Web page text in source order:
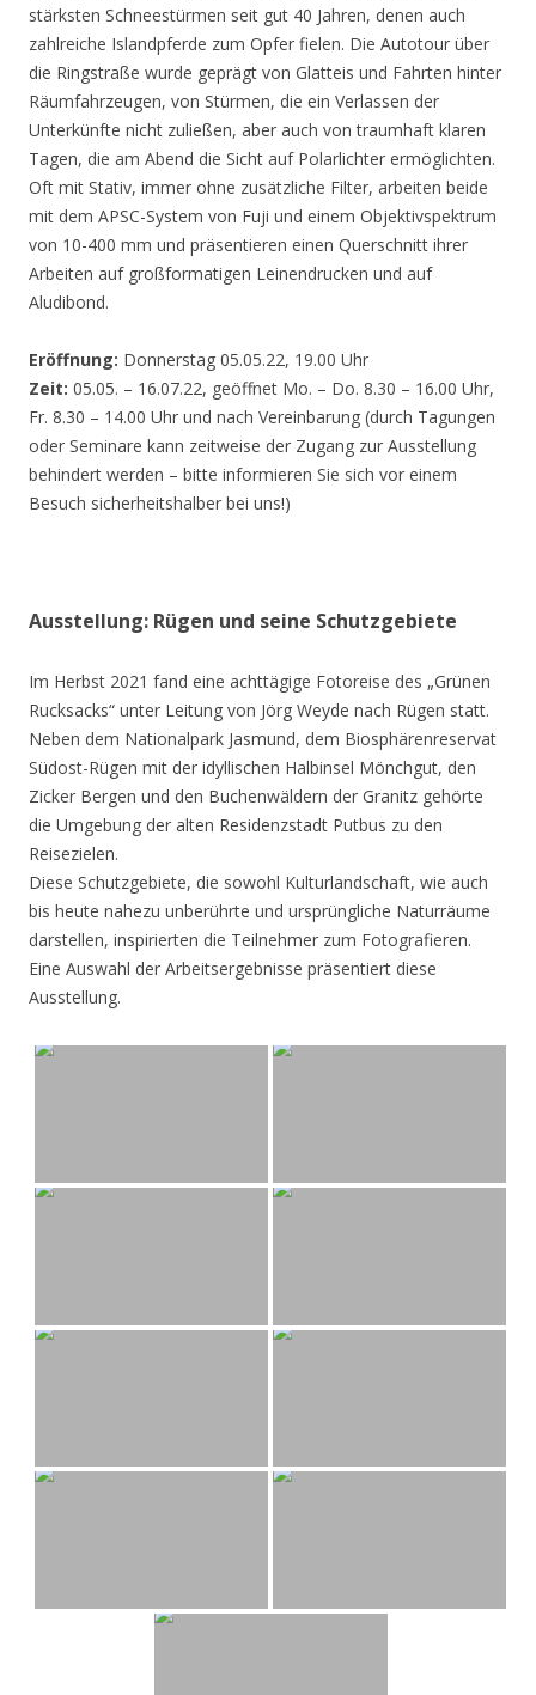
stärksten Schneestürmen seit gut 40 Jahren, denen auch
zahlreiche Islandpferde zum Opfer fielen. Die Autotour über
die Ringstraße wurde geprägt von Glatteis und Fahrten hinter
Räumfahrzeugen, von Stürmen, die ein Verlassen der
Unterkünfte nicht zuließen, aber auch von traumhaft klaren
Tagen, die am Abend die Sicht auf Polarlichter ermöglichten.
Oft mit Stativ, immer ohne zusätzliche Filter, arbeiten beide
mit dem APSC-System von Fuji und einem Objektivspektrum
von 10-400 mm und präsentieren einen Querschnitt ihrer
Arbeiten auf großformatigen Leinendrucken und auf
Aludibond.
Eröffnung: Donnerstag 05.05.22, 19.00 Uhr
Zeit: 05.05. – 16.07.22, geöffnet Mo. – Do. 8.30 – 16.00 Uhr,
Fr. 8.30 – 14.00 Uhr und nach Vereinbarung (durch Tagungen
oder Seminare kann zeitweise der Zugang zur Ausstellung
behindert werden – bitte informieren Sie sich vor einem
Besuch sicherheitshalber bei uns!)
Ausstellung: Rügen und seine Schutzgebiete
Im Herbst 2021 fand eine achttägige Fotoreise des „Grünen
Rucksacks“ unter Leitung von Jörg Weyde nach Rügen statt.
Neben dem Nationalpark Jasmund, dem Biosphärenreservat
Südost-Rügen mit der idyllischen Halbinsel Mönchgut, den
Zicker Bergen und den Buchenwäldern der Granitz gehörte
die Umgebung der alten Residenzstadt Putbus zu den
Reisezielen.
Diese Schutzgebiete, die sowohl Kulturlandschaft, wie auch
bis heute nahezu unberührte und ursprüngliche Naturräume
darstellen, inspirierten die Teilnehmer zum Fotografieren.
Eine Auswahl der Arbeitsergebnisse präsentiert diese
Ausstellung.